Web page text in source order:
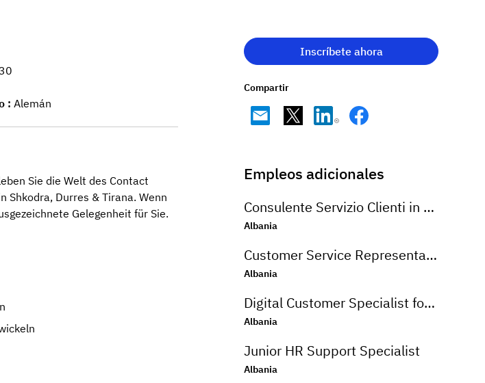
Alemán
Sie die Welt des Contact
Shkodra, Durres & Tirana. Wenn
Gelegenheit für Sie.
Inscríbete ahora
Compartir
Empleos adicionales
Consulente Servizio Clienti in Lingua Inglese
Albania
Customer Service Representative in German
Albania
Digital Customer Specialist for Turkish language
Albania
Junior HR Support Specialist
Albania